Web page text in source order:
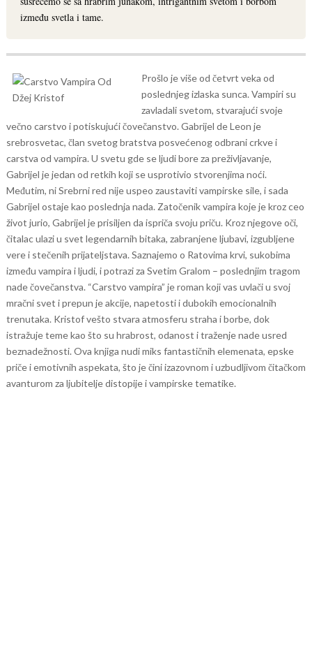
između svetla i tame.
Prošlo je više od četvrt veka od
poslednjeg izlaska sunca. Vampiri su
zavladali svetom, stvarajući svoje
večno carstvo i potiskujući čovečanstvo. Gabrijel de Leon je
srebrosvetac, član svetog bratstva posvećenog odbrani crkve i
carstva od vampira. U svetu gde se ljudi bore za preživljavanje,
Gabrijel je jedan od retkih koji se usprotivio stvorenjima noći.
Međutim, ni Srebrni red nije uspeo zaustaviti vampirske sile, i sada
Gabrijel ostaje kao poslednja nada. Zatočenik vampira koje je kroz ceo
život jurio, Gabrijel je prisiljen da ispriča svoju priču. Kroz njegove oči,
čitalac ulazi u svet legendarnih bitaka, zabranjene ljubavi, izgubljene
vere i stečenih prijateljstava. Saznajemo o Ratovima krvi, sukobima
između vampira i ljudi, i potrazi za Svetim Gralom – poslednjim tragom
nade čovečanstva. “Carstvo vampira” je roman koji vas uvlači u svoj
mračni svet i prepun je akcije, napetosti i dubokih emocionalnih
trenutaka. Kristof vešto stvara atmosferu straha i borbe, dok
istražuje teme kao što su hrabrost, odanost i traženje nade usred
beznadežnosti. Ova knjiga nudi miks fantastičnih elemenata, epske
priče i emotivnih aspekata, što je čini izazovnom i uzbudljivom čitačkom
avanturom za ljubitelje distopije i vampirske tematike.